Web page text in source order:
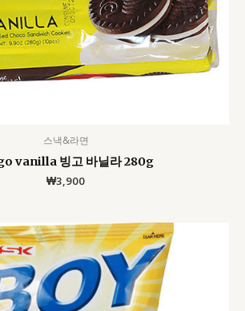
스낵&라면
vanilla 빙고 바닐라 280g
₩3,900